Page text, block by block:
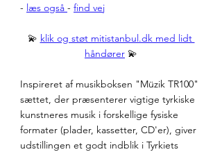
- læs også - find vej
💫 klik og støt mitistanbul.dk med lidt
håndører 💫
Inspireret af musikboksen "Müzik TR100"
sættet, der præsenterer vigtige tyrkiske
kunstneres musik i forskellige fysiske
formater (plader, kassetter, CD'er), giver
udstillingen et godt indblik i Tyrkiets